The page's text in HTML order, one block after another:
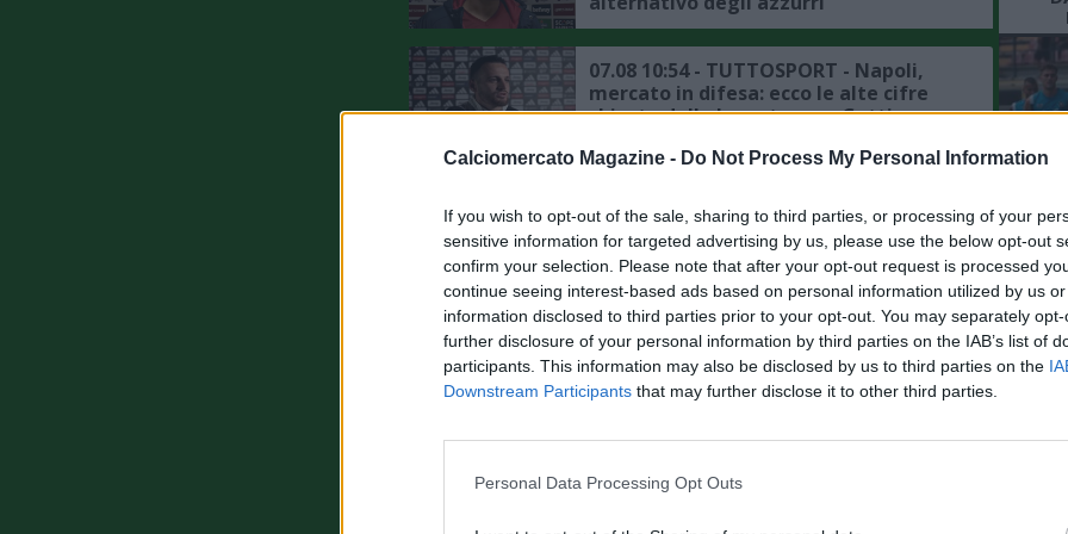
Calciomercato Magazine - Do Not Process My Personal Information
If you wish to opt-out of the sale, sharing to third parties, or processing of your
sensitive information for targeted advertising by us, please use the below opt-out
confirm your selection. Please note that after your opt-out request is processed
continue seeing interest-based ads based on personal information utilized by us
information disclosed to third parties prior to your opt-out. You may separately
further disclosure of your personal information by third parties on the IAB’s list of
participants. This information may also be disclosed by us to third parties on the
Downstream Participants that may further disclose it to other third parties.
Personal Data Processing Opt Outs
07.08 10:54 - TUTTOSPORT - Napoli,
mercato in difesa: ecco le alte cifre
chieste dalla Juventus per Gatti
attacco: interesse per Gabriel Jesus, è
sempre piaciuto ad Allegri
07.08 10:38 - IL MATTINO - Napoli,
mercato in entrata: Zeballos e
Favasuli nel mirino di altri club
del